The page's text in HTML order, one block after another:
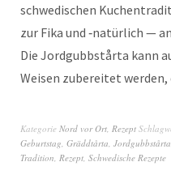
schwedis­chen
zur Fika und ‑natür­lich —
Die Jordgubb­står­ta kann
Weisen zubere­it­et
Kategorie Nord vor Ort Rezept
Geburtstag Gräddtårta Jordgubbstårta
Tradition Rezept Schwedische Rezepte